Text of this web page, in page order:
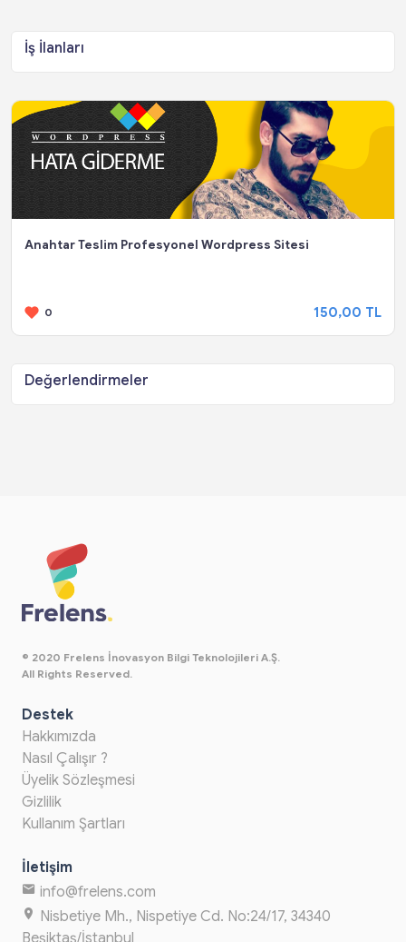
İş İlanları
Anahtar Teslim Profesyonel Wordpress Sitesi
0 150,00 TL
Değerlendirmeler
© 2020 Frelens İnovasyon Bilgi Teknolojileri A.Ş.
All Rights Reserved.
Destek
Hakkımızda
Nasıl Çalışır ?
Üyelik Sözleşmesi
Gizlilik
Kullanım Şartları
İletişim
info@frelens.com
Nisbetiye Mh., Nispetiye Cd. No:24/17, 34340